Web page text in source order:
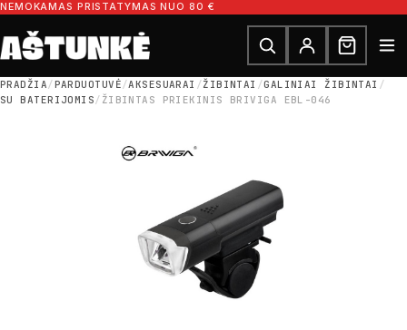
Pereiti prie turinio
NEMOKAMAS PRISTATYMAS NUO 80 €
Ieškoti dalių
Ieškoti
PRADŽIA/PARDUOTUVĖ/AKSESUARAI /ŽIBINTAI /GALINIAI ŽIBINTAI /
SU BATERIJOMIS/ ŽIBINTAS PRIEKINIS BRIVIGA EBL-046